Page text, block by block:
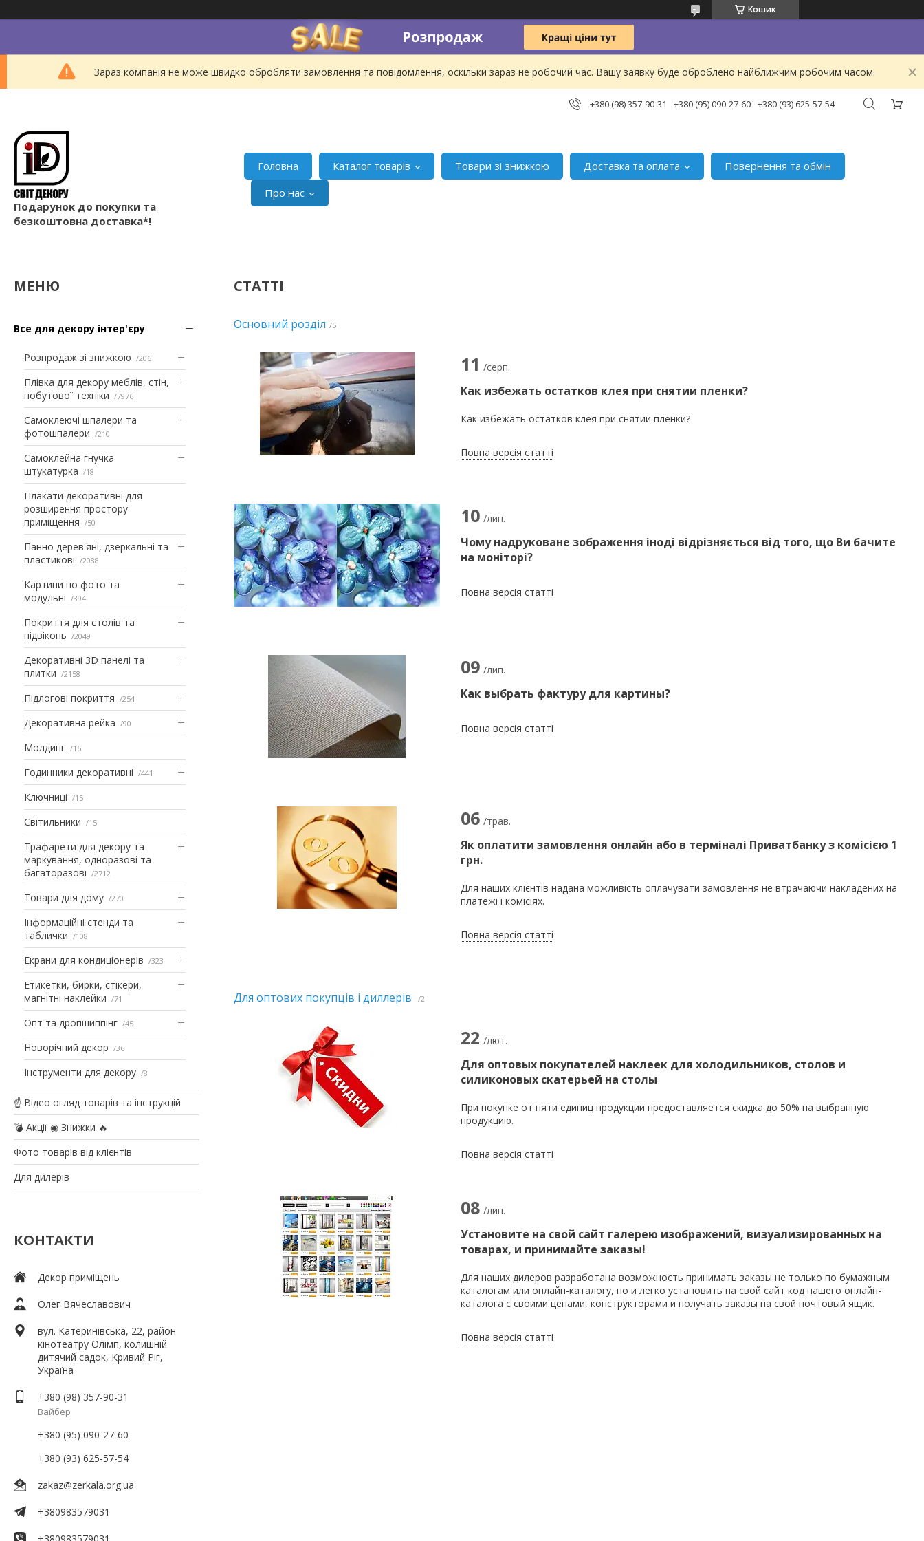
Кошик
Зараз компанія не може швидко обробляти замовлення та повідомлення, оскільки зараз не робочий час. Вашу заявку буде оброблено найближчим робочим часом.
+380 (98) 357-90-31 +380 (95) 090-27-60 +380 (93) 625-57-54
Подарунок до покупки та
безкоштовна доставка*!
Головна Каталог товарів Товари зі знижкою Доставка та оплата
Повернення та обмін
Про нас
Все для декору інтер'єру
Розпродаж зі знижкою 206
Плівка для декору меблів, стін,
побутової техніки
7976
Самоклеючі шпалери та
фотошпалери
210
Самоклейна гнучка
штукатурка
18
Плакати декоративні для
розширення простору
приміщення
50
Панно дерев'яні, дзеркальні та
пластикові
2088
Картини по фото та
модульні
394
Покриття для столів та
підвіконь
2049
Декоративні 3D панелі та
плитки
2158
Підлогові покриття 254
Декоративна рейка 90
Молдинг 16
Годинники декоративні 441
Ключниці 15
Світильники 15
Трафарети для декору та
маркування, одноразові та
багаторазові
2712
Товари для дому 270
Інформаційні стенди та
таблички
108
Екрани для кондиціонерів 323
Етикетки, бирки, стікери,
магнітні наклейки
71
Опт та дропшиппінг 45
Новорічний декор 36
Інструменти для декору 8
☝ Відео огляд товарів та інструкцій
💣 Акції ◉ Знижки 🔥
Фото товарів від клієнтів
Для дилерів
КОНТАКТИ
Декор приміщень
Олег Вячеславович
вул. Катеринівська, 22, район
кінотеатру Олімп, колишній
дитячий садок, Кривий Ріг,
Україна
+380 (98) 357-90-31
Вайбер
+380 (95) 090-27-60
+380 (93) 625-57-54
zakaz@zerkala.org.ua
+380983579031
+380983579031
СТАТТІ
Основний розділ 5
11 /серп.
Как избежать остатков клея при снятии пленки?
Как избежать остатков клея при снятии пленки?
Повна версія статті
10 /лип.
Чому надруковане зображення іноді відрізняється від того, що Ви бачите
на моніторі?
Повна версія статті
09 /лип.
Как выбрать фактуру для картины?
Повна версія статті
06 /трав.
Як оплатити замовлення онлайн або в терміналі Приватбанку з комісією 1
грн.
Для наших клієнтів надана можливість оплачувати замовлення не втрачаючи накладених на
платежі і комісіях.
Повна версія статті
Для оптових покупців і диллерів 2
22 /лют.
Для оптовых покупателей наклеек для холодильников, столов и
силиконовых скатерьей на столы
При покупке от пяти единиц продукции предоставляется скидка до 50% на выбранную
продукцию.
Повна версія статті
08 /лип.
Установите на свой сайт галерею изображений, визуализированных на
товарах, и принимайте заказы!
Для наших дилеров разработана возможность принимать заказы не только по бумажным
каталогам или онлайн-каталогу, но и легко установить на свой сайт код нашего онлайн-
каталога с своими ценами, конструкторами и получать заказы на свой почтовый ящик.
Повна версія статті